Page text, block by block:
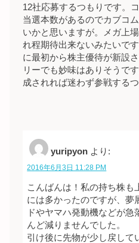
12社応募するつもりです。
当選本数があるのでカブコ
いかと思いますが。メガ上
れ程期待出来ないみたいで
に最初から株主優待が新設
リーでも妙味はありそうで
成されれば迷わず参戦する
yuripyon より:
2016年6月3日 11:28 PM
こんばんは！私の持ち株も
には多かったのですが、夢
ドやヤマハ発動機などが急
んど減りませんでした。
引け後に先物が少し戻して